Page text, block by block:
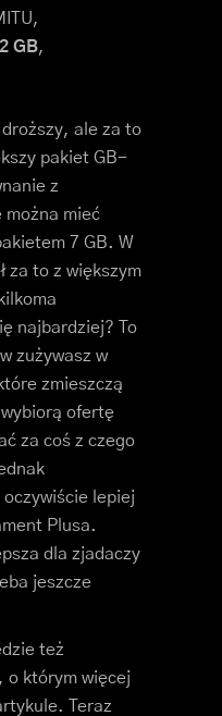
GB,
droższy, ale za to
pakiet GB-
z
można mieć
7 GB. W
za to z większym
najbardziej? To
zużywasz w
zmieszczą
ofertę
za coś z czego
lepiej
Plusa.
dla zjadaczy
jeszcze
też
o którym więcej
Teraz